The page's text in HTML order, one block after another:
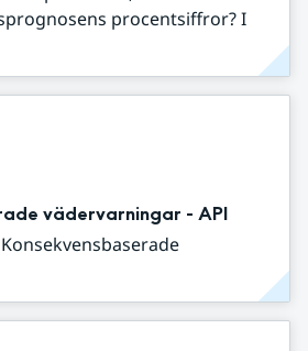
procentsiffror? I
vädervarningar - API